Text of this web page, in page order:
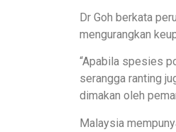
Dr Goh berkata
mengurangkan
“Apabila spesies
serangga ranting
dimakan oleh
Malaysia